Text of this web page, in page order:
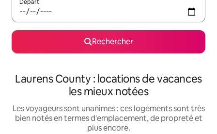
Départ
Rechercher
Laurens County : locations de vacances
les mieux notées
Les voyageurs sont unanimes : ces logements sont très
bien notés en termes d'emplacement, de propreté et
plus encore.